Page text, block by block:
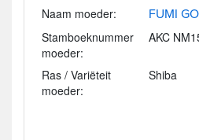
Naam moeder: FUMI
Stamboeknummer
moeder:
AKC
Ras / Variëteit
moeder:
Shiba